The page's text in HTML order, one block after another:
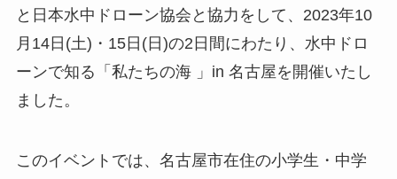
と日本水中ドローン協会と協力をして、2023年10
月14日(土)・15日(日)の2日間にわたり、水中ドロ
ーンで知る「私たちの海 」in 名古屋を開催いたし
ました。
このイベントでは、名古屋市在住の小学生・中学